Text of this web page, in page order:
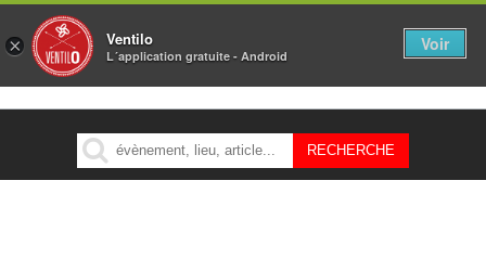
MENU
× Ventilo
L´application gratuite - Android
Voir